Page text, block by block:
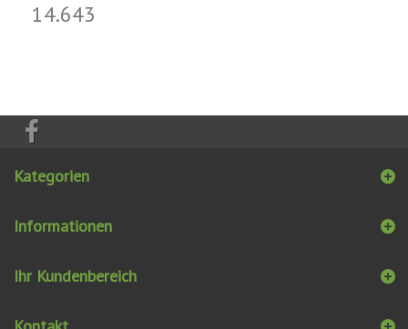
14.643
Kategorien
Informationen
Ihr Kundenbereich